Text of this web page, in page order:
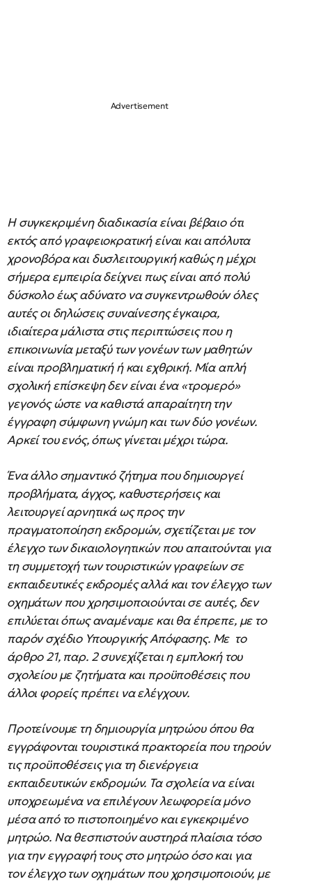
Η συγκεκριμένη διαδικασία είναι βέβαιο ότι
εκτός από γραφειοκρατική είναι και απόλυτα
χρονοβόρα και δυσλειτουργική καθώς η μέχρι
σήμερα εμπειρία δείχνει πως είναι από πολύ
δύσκολο έως αδύνατο να συγκεντρωθούν όλες
αυτές οι δηλώσεις συναίνεσης έγκαιρα,
ιδιαίτερα μάλιστα στις περιπτώσεις που η
επικοινωνία μεταξύ των γονέων των μαθητών
είναι προβληματική ή και εχθρική. Μία απλή
σχολική επίσκεψη δεν είναι ένα «τρομερό»
γεγονός ώστε να καθιστά απαραίτητη την
έγγραφη σύμφωνη γνώμη και των δύο γονέων.
Αρκεί του ενός, όπως γίνεται μέχρι τώρα.
Ένα άλλο σημαντικό ζήτημα που δημιουργεί
προβλήματα, άγχος, καθυστερήσεις και
λειτουργεί αρνητικά ως προς την
πραγματοποίηση εκδρομών, σχετίζεται με τον
έλεγχο των δικαιολογητικών που απαιτούνται για
τη συμμετοχή των τουριστικών γραφείων σε
εκπαιδευτικές εκδρομές αλλά και τον έλεγχο των
οχημάτων που χρησιμοποιούνται σε αυτές, δεν
επιλύεται όπως αναμέναμε και θα έπρεπε, με το
παρόν σχέδιο Υπουργικής Απόφασης. Με το
άρθρο 21, παρ. 2 συνεχίζεται η εμπλοκή του
σχολείου με ζητήματα και προϋποθέσεις που
άλλοι φορείς πρέπει να ελέγχουν.
Προτείνουμε τη δημιουργία μητρώου όπου θα
εγγράφονται τουριστικά πρακτορεία που τηρούν
τις προϋποθέσεις για τη διενέργεια
εκπαιδευτικών εκδρομών. Τα σχολεία να είναι
υποχρεωμένα να επιλέγουν λεωφορεία μόνο
μέσα από το πιστοποιημένο και εγκεκριμένο
μητρώο. Να θεσπιστούν αυστηρά πλαίσια τόσο
για την εγγραφή τους στο μητρώο όσο και για
τον έλεγχο των οχημάτων που χρησιμοποιούν, με